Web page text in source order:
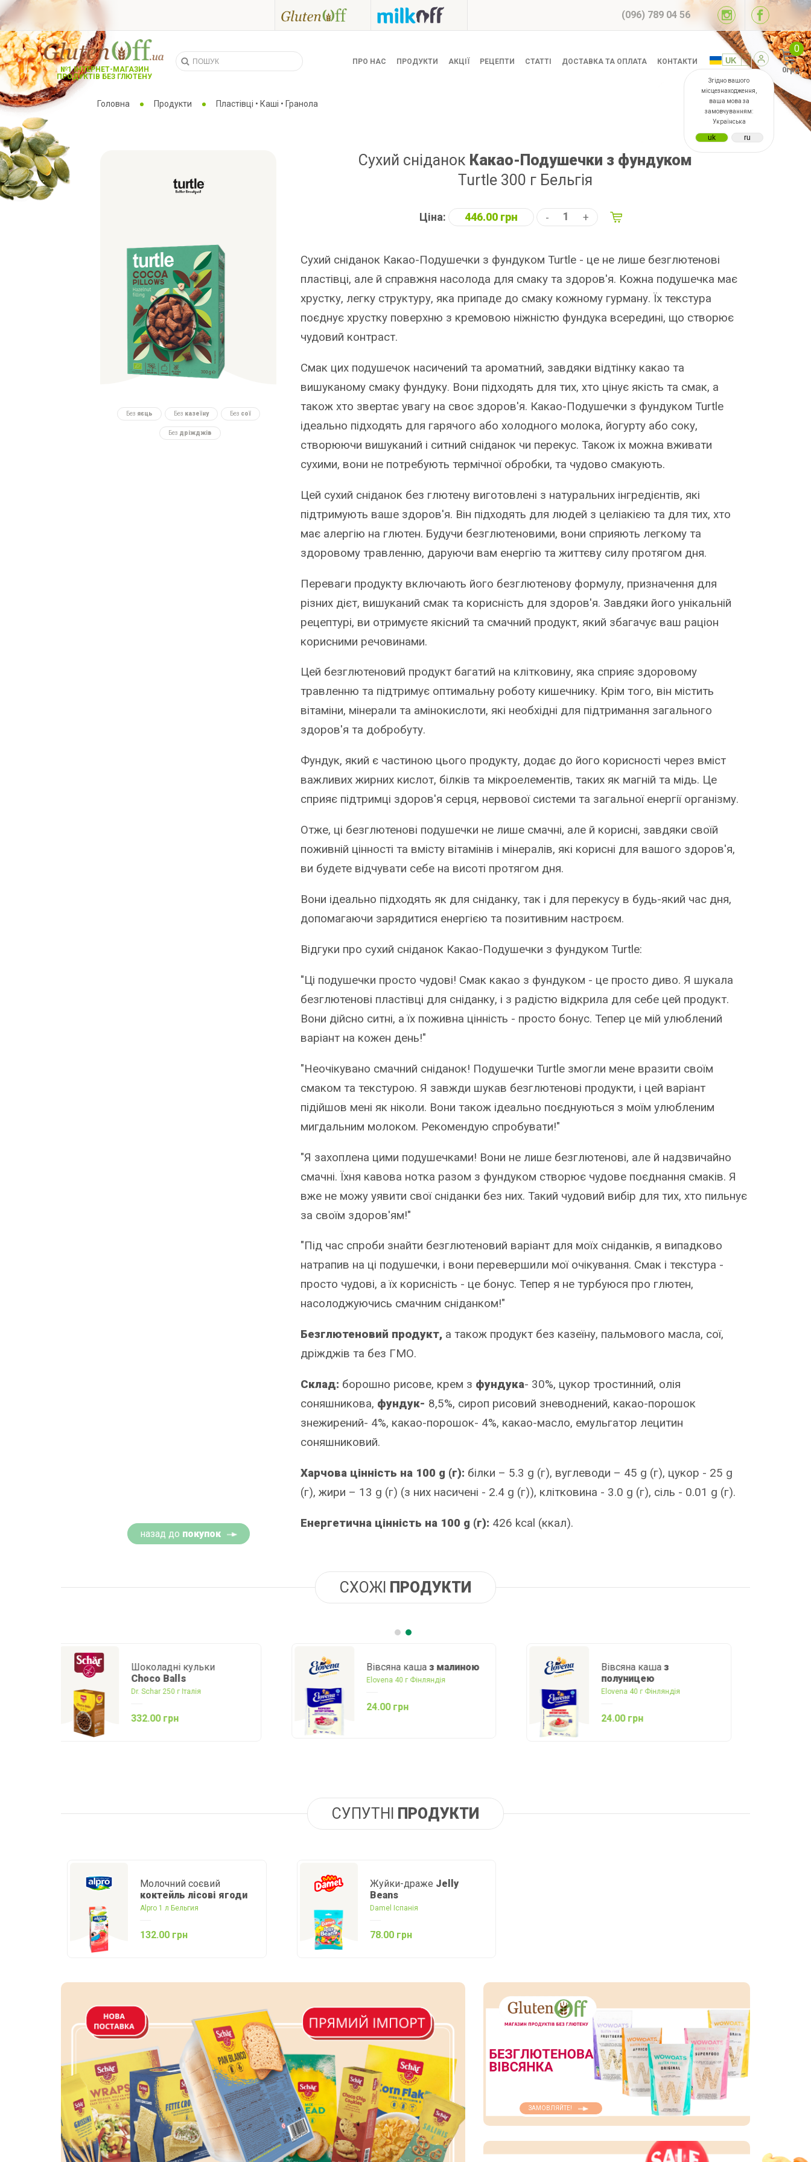
(096) 789 04 56
№1 ІНТЕРНЕТ-МАГАЗИН
ПРОДУКТІВ БЕЗ ГЛЮТЕНУ
ПРО НАС ПРОДУКТИ АКЦІЇ РЕЦЕПТИ СТАТТІ ДОСТАВКА ТА ОПЛАТА КОНТАКТИ
Згідно вашого
місцезнаходження,
ваша мова за
замовчуванням:
Українська
0
0грн
Головна Продукти Пластівці • Каші • Гранола
Без яєць Без казеїну Без сої
Без дріжджів
назад до покупок
Сухий сніданок Какао-Подушечки з фундуком
Turtle 300 г Бельгія
Ціна: 446.00 грн - +
Сухий сніданок Какао-Подушечки з фундуком Turtle - це не лише безглютенові
пластівці, але й справжня насолода для смаку та здоров'я. Кожна подушечка має
хрустку, легку структуру, яка припаде до смаку кожному гурману. Їх текстура
поєднує хрустку поверхню з кремовою ніжністю фундука всередині, що створює
чудовий контраст.
Смак цих подушечок насичений та ароматний, завдяки відтінку какао та
вишуканому смаку фундуку. Вони підходять для тих, хто цінує якість та смак, а
також хто звертає увагу на своє здоров'я. Какао-Подушечки з фундуком Turtle
ідеально підходять для гарячого або холодного молока, йогурту або соку,
створюючи вишуканий і ситний сніданок чи перекус. Також іх можна вживати
сухими, вони не потребують термічної обробки, та чудово смакують.
Цей сухий сніданок без глютену виготовлені з натуральних інгредієнтів, які
підтримують ваше здоров'я. Він підходять для людей з целіакією та для тих, хто
має алергію на глютен. Будучи безглютеновими, вони сприяють легкому та
здоровому травленню, даруючи вам енергію та життєву силу протягом дня.
Переваги продукту включають його безглютенову формулу, призначення для
різних дієт, вишуканий смак та корисність для здоров'я. Завдяки його унікальній
рецептурі, ви отримуєте якісний та смачний продукт, який збагачує ваш раціон
корисними речовинами.
Цей безглютеновий продукт багатий на клітковину, яка сприяє здоровому
травленню та підтримує оптимальну роботу кишечнику. Крім того, він містить
вітаміни, мінерали та амінокислоти, які необхідні для підтримання загального
здоров'я та добробуту.
Фундук, який є частиною цього продукту, додає до його корисності через вміст
важливих жирних кислот, білків та мікроелементів, таких як магній та мідь. Це
сприяє підтримці здоров'я серця, нервової системи та загальної енергії організму.
Отже, ці безглютенові подушечки не лише смачні, але й корисні, завдяки своїй
поживній цінності та вмісту вітамінів і мінералів, які корисні для вашого здоров'я,
ви будете відчувати себе на висоті протягом дня.
Вони ідеально підходять як для сніданку, так і для перекусу в будь-який час дня,
допомагаючи зарядитися енергією та позитивним настроєм.
Відгуки про сухий сніданок Какао-Подушечки з фундуком Turtle:
"Ці подушечки просто чудові! Смак какао з фундуком - це просто диво. Я шукала
безглютенові пластівці для сніданку, і з радістю відкрила для себе цей продукт.
Вони дійсно ситні, а їх поживна цінність - просто бонус. Тепер це мій улюблений
варіант на кожен день!"
"Неочікувано смачний сніданок! Подушечки Turtle змогли мене вразити своїм
смаком та текстурою. Я завжди шукав безглютенові продукти, і цей варіант
підійшов мені як ніколи. Вони також ідеально поєднуються з моїм улюбленим
мигдальним молоком. Рекомендую спробувати!"
"Я захоплена цими подушечками! Вони не лише безглютенові, але й надзвичайно
смачні. Їхня кавова нотка разом з фундуком створює чудове поєднання смаків. Я
вже не можу уявити свої сніданки без них. Такий чудовий вибір для тих, хто пильнує
за своїм здоров'ям!"
"Під час спроби знайти безглютеновий варіант для моїх сніданків, я випадково
натрапив на ці подушечки, і вони перевершили мої очікування. Смак і текстура -
просто чудові, а їх корисність - це бонус. Тепер я не турбуюся про глютен,
насолоджуючись смачним сніданком!"
Безглютеновий продукт, а також продукт без казеїну, пальмового масла, сої,
дріжджів та без ГМО.
Склад: борошно рисове, крем з фундука- 30%, цукор тростинний, олія
соняшникова, фундук- 8,5%, сироп рисовий зневоднений, какао-порошок
знежирений- 4%, какао-порошок- 4%, какао-масло, емульгатор лецитин
соняшниковий.
Харчова цінність на 100 g (г): білки – 5.3 g (г), вуглеводи – 45 g (г), цукор - 25 g
(г), жири – 13 g (г) (з них насичені - 2.4 g (г)), клітковина - 3.0 g (г), сіль - 0.01 g (г).
Енергетична цінність на 100 g (г): 426 kcal (ккал).
СХОЖІ ПРОДУКТИ
Вівсяна кашаз малиною
Elovena 40 г Фінляндія
Вівсяна кашаз
полуницею
Сухий сніданок
Подушечки
арахісовою пастою
Turtle 300 г Бельгія
СУПУТНІ ПРОДУКТИ
Молочний соєвий
коктейль лісові ягоди
Alpro 1 л Бельгия
132.00 грн
Жуйки-драже Jelly
Beans
Damel Іспанія
78.00 грн
ЗАМОВЛЯЙТЕ!